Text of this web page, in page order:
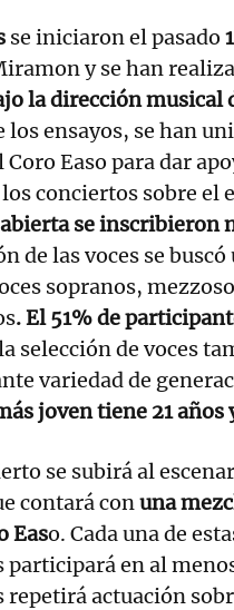
se iniciaron el pasado
y se han
la dirección musical
los ensayos, se han
Easo para dar
conciertos sobre el
se inscribieron
de las voces se
sopranos,
. El 51% de
selección de voces
variedad de
joven tiene 21 años
se subirá al
contará conuna
Easo. Cada una de
participará en al
repetirá actuación